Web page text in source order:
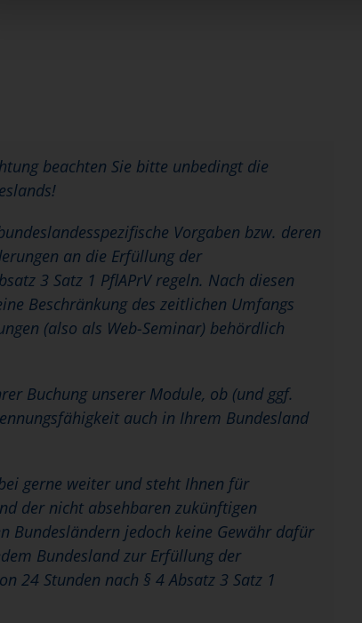
beachten Sie bitte unbedingt die
Vorgaben bzw. deren
an die Erfüllung der
3 Satz 1 PflAPrV regeln. Nach diesen
Beschränkung des zeitlichen Umfangs
(also als Web-Seminar) behördlich
Buchung unserer Module, ob (und ggf.
auch in Ihrem Bundesland
gerne weiter und steht Ihnen für
der nicht absehbaren zukünftigen
Bundesländern jedoch keine Gewähr dafür
Bundesland zur Erfüllung der
24 Stunden nach § 4 Absatz 3 Satz 1